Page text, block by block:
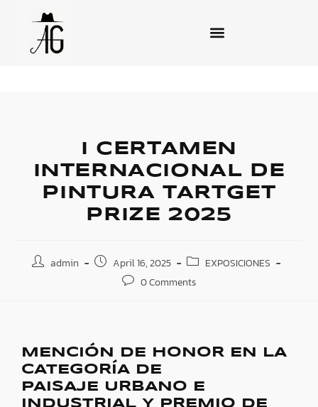
I CERTAMEN
INTERNACIONAL DE
PINTURA TARTGET
PRIZE 2025
admin April 16, 2025
EXPOSICIONES
0 Comments
MENCIÓN DE HONOR EN LA
CATEGORÍA DE
PAISAJE URBANO E
INDUSTRIAL Y PREMIO DE